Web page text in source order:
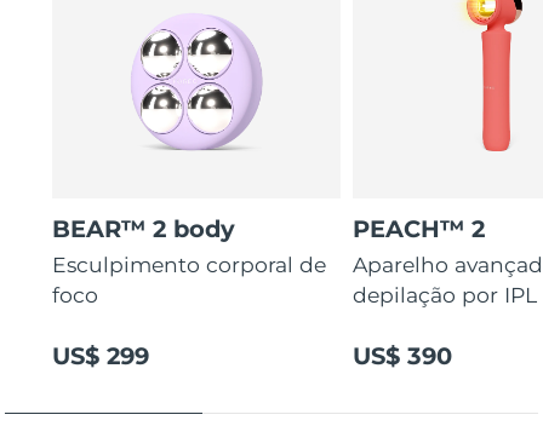
BEAR™ 2 body
Esculpimento corporal de
foco
US$ 299
PEACH™ 2
Aparelho
depilação por IPL
US$ 390